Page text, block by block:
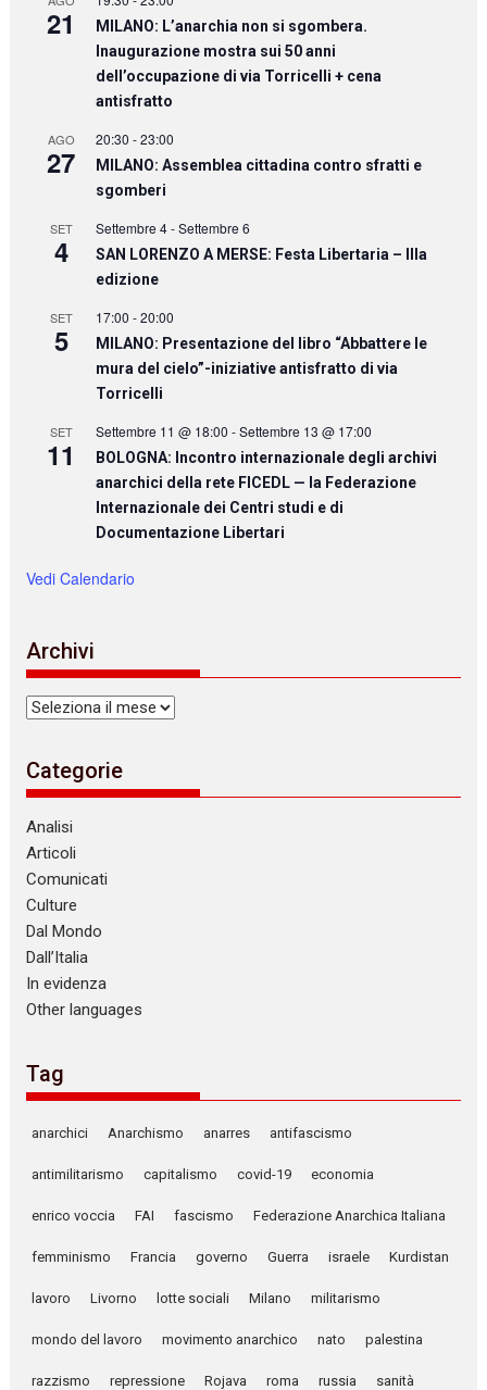
21
MILANO: L’anarchia non si sgombera.
Inaugurazione mostra sui 50 anni
dell’occupazione di via Torricelli + cena
antisfratto
AGO
27
20:30 -23:00
MILANO: Assemblea cittadina contro sfratti e
sgomberi
SET
4
Settembre 4-Settembre 6
SAN LORENZO A MERSE: Festa Libertaria – IIIa
edizione
SET
5
17:00 -20:00
MILANO: Presentazione del libro “Abbattere le
mura del cielo”-iniziative antisfratto di via
Torricelli
SET
11
Settembre 11 @ 18:00 -Settembre 13 @ 17:00
BOLOGNA: Incontro internazionale degli archivi
anarchici della rete FICEDL — la Federazione
Internazionale dei Centri studi e di
Documentazione Libertari
Vedi Calendario
Archivi
Archivi
Categorie
Analisi
Articoli
Comunicati
Culture
Dal Mondo
Dall’Italia
In evidenza
Other languages
Tag
anarchici Anarchismo anarres antifascismo
antimilitarismo capitalismo covid-19 economia
enrico voccia FAI fascismo Federazione Anarchica Italiana
femminismo Francia governo Guerra israele Kurdistan
lavoro Livorno lotte sociali Milano militarismo
mondo del lavoro movimento anarchico nato palestina
razzismo repressione Rojava roma russia sanità